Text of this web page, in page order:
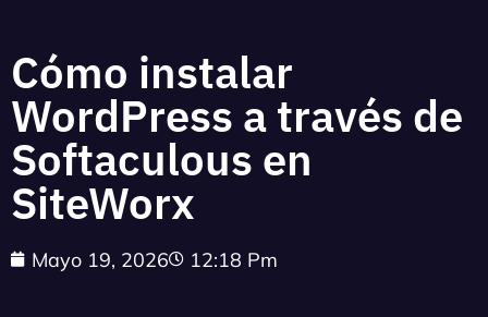
Cómo instalar
WordPress a través de
Softaculous en
SiteWorx
Mayo 19, 2026 12:18 Pm